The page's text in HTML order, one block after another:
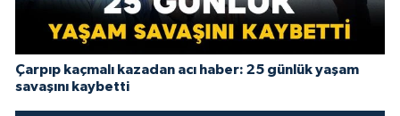
Çarpıp kaçmalı kazadan acı haber: 25 günlük yaşam
savaşını kaybetti